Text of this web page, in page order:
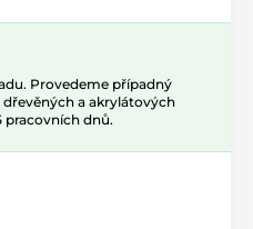
Provedeme případný
a akrylátových
pracovních dnů.